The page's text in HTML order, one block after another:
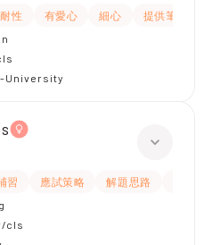
性 有愛心 細心 提供筆記
University
習 應試策略 解題思路
cls